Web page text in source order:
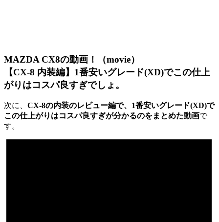
MAZDA CX8の動画！（movie）
【CX-8 内装編】1番安いグレード(XD)でこの仕上
がりはコスパ良すぎでしょ。
次に、 CX-8の内装のレビュー編で、1番安いグレード(XD)で
この仕上がりはコスパ良すぎが分かるのをまとめた動画で
す。